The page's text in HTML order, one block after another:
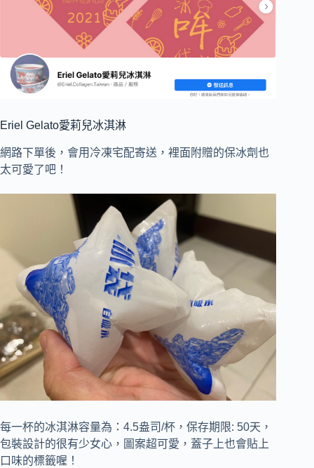
Eriel Gelato愛莉兒冰淇淋
網路下單後，會用冷凍宅配寄送，裡面附贈的保冰劑也
太可愛了吧！
每一杯的冰淇淋容量為：4.5盎司/杯，保存期限: 50天，
包裝設計的很有少女心，圖案超可愛，蓋子上也會貼上
口味的標籤喔！